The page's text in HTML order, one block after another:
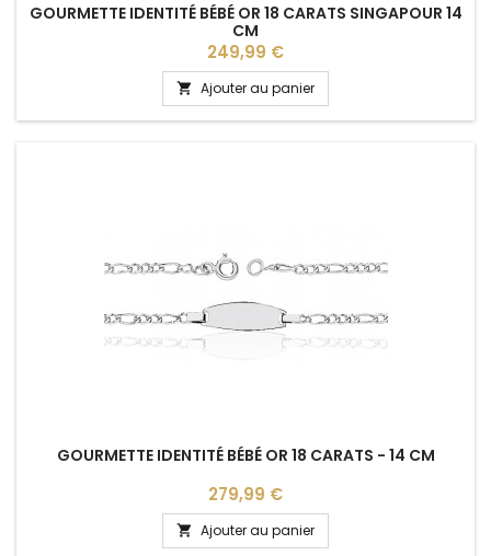
GOURMETTE IDENTITÉ BÉBÉ OR 18 CARATS SINGAPOUR 14
CM
Prix
249,99 €
 Ajouter au panier
GOURMETTE IDENTITÉ BÉBÉ OR 18 CARATS - 14 CM
Prix
279,99 €
 Ajouter au panier